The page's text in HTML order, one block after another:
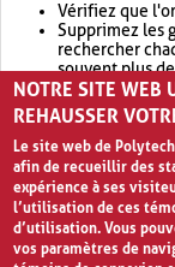
Vérifiez que
Supprimez les
rechercher
souvent plus
Envisagez
retournera
NOTRE SITE WEB
REHAUSSER
Le site web de
afin de recueillir des
expérience à ses
l’utilisation de ces
d’utilisation. Vous
vos paramètres de